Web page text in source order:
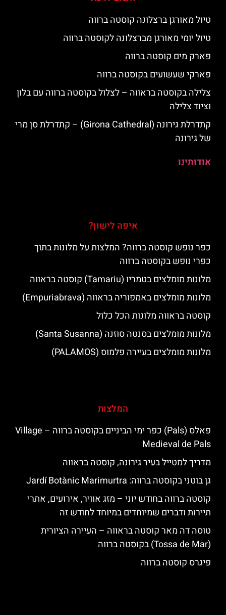
טיול מאורגן ברצלונה קוסטה ברווה
טיול יומי מאורגן מברצלונה לקוסטה ברווה
פארק מים קוסטה ברווה
פארקי שעשועים בקוסטה ברווה
צלילה בקוסטה בראווה – לצלול בקוסטה ברווה עם בלון
וציוד צלילה
קתדרלת גירונה (Girona Cathedral) – קתדרלת סן מרי
של גירונה
אודותינו
איפה לישון?
כפר נופש קוסטה ברווה? המלצות על מלונות בתוך
כפרי נופש בקוסטה ברווה
מלונות מומלצים בטמריו (Tamariu) קוסטה בראווה
מלונות מומלצים באמפוריה בראווה (Empuriabrava)
קוסטה בראווה מלונות הכל כלול
מלונות מומלצים בסנטה סוזנה (Santa Susanna)
מלונות מומלצים בעיירה פלמוס (PALAMOS)
המלצות
פאלס (Pals) כפר ימי הביניים בקוסטה ברווה – ‪‪Village
Medieval de Pals‬‬
מדריך למטייל בעיר גירונה, קוסטה בראווה
גן בוטני בקוסטה ברווה: ‪‪Jardí Botànic Marimurtra‬‬
קוסטה ברווה בחודש יוני – מזג אוויר, אירועים, אתרי
תיירות ודברים שמיוחדים במיוחד לחודש זה
טוסה דה מאר קוסטה בראווה – העיירה הציורית
(Tossa de Mar) בקוסטה ברווה
פיגרס קוסטה ברווה